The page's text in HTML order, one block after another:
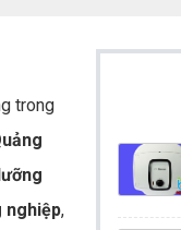
trong
nghiệp,